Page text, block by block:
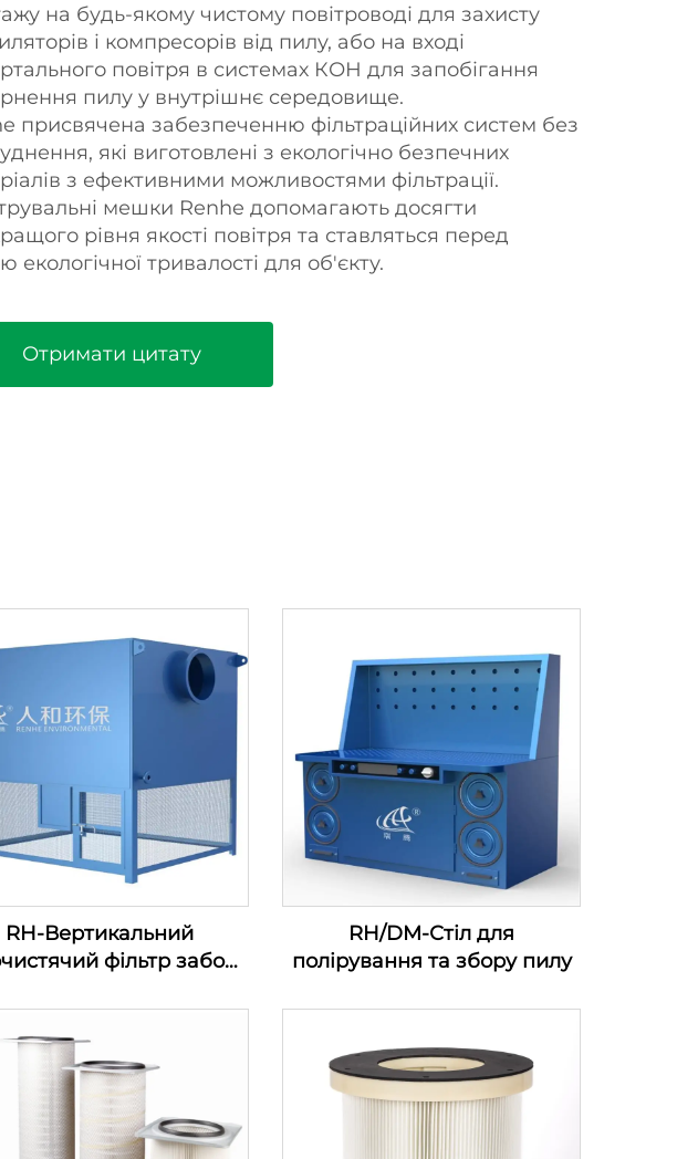
на будь-якому чистому повітроводі для захисту
і компресорів від пилу, або на вході
повітря в системах КОН для запобігання
пилу у внутрішнє середовище.
присвячена забезпеченню фільтраційних систем без
які виготовлені з екологічно безпечних
з ефективними можливостями фільтрації.
мешки Renhe допомагають досягти
рівня якості повітря та ставляться перед
екологічної тривалості для об'єкту.
Отримати цитату
RH-Вертикальний
фільтр забору
входу повітряного
(100-1200м3/хв)
RH/DM-Стіл для
полірування та збору пилу